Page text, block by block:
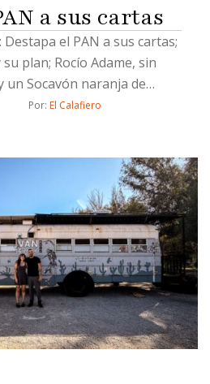
a sus cartas
el PAN a sus cartas;
plan; Rocío Adame, sin
Socavón naranja de
Por: El Calafiero